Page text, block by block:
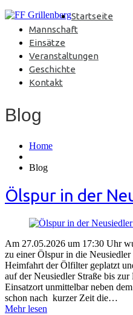
Startseite
Mannschaft
Einsätze
Veranstaltungen
Geschichte
Kontakt
Blog
Home
Blog
Ölspur in der
Am 27.05.2026 um 17:30 Uhr
zu einer Ölspur in die
Heimfahrt der Ölfilter geplatzt
auf der Neusiedler Straße bis
Einsatzort unmittelbar neben
schon nach kurzer Zeit die…
Mehr lesen